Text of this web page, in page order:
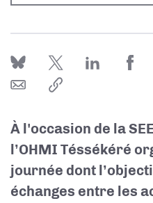
À l'occasion de la
l’OHMI Téssékéré
journée dont
échanges entre les